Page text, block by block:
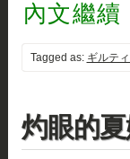
內文繼續
Tagged as: ギルテ
灼眼的